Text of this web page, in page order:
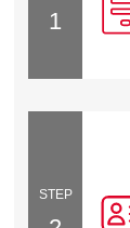
1
STEP